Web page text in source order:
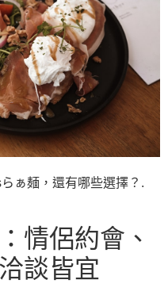
ぁ麺，還有哪些選擇？.
情侶約會、
談皆宜